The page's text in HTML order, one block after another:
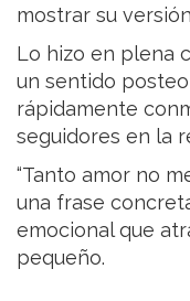
mostrar su
Lo hizo en plena
un sentido
rápidamente
seguidores en la
“Tanto amor no
una frase
emocional que
pequeño.